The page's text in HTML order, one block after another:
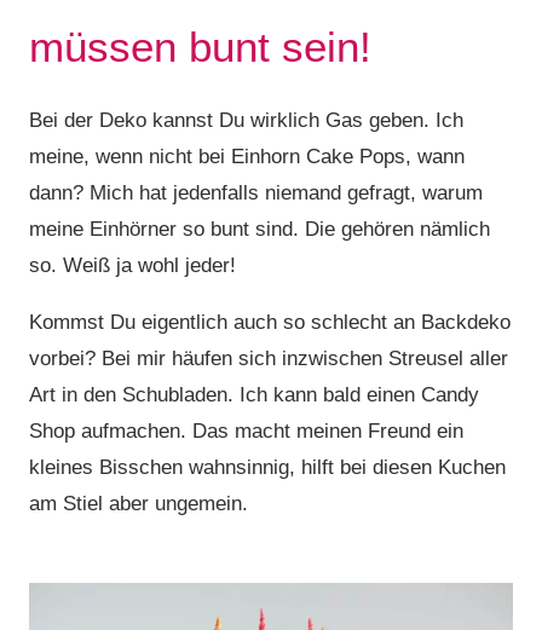
müssen bunt sein!
Bei der Deko kannst Du wirklich Gas geben. Ich
meine, wenn nicht bei Einhorn Cake Pops, wann
dann? Mich hat jedenfalls niemand gefragt, warum
meine Einhörner so bunt sind. Die gehören nämlich
so. Weiß ja wohl jeder!
Kommst Du eigentlich auch so schlecht an Backdeko
vorbei? Bei mir häufen sich inzwischen Streusel aller
Art in den Schubladen. Ich kann bald einen Candy
Shop aufmachen. Das macht meinen Freund ein
kleines Bisschen wahnsinnig, hilft bei diesen Kuchen
am Stiel aber ungemein.